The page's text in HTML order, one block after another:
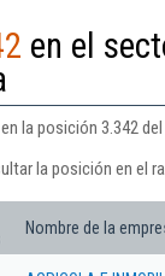
en el
la posición 3.342
la posición en el
Nombre de la